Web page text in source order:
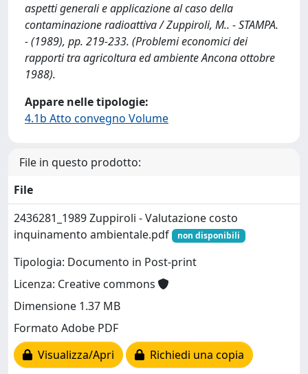
aspetti generali e applicazione al caso della
contaminazione radioattiva / Zuppiroli, M.. - STAMPA.
- (1989), pp. 219-233. (Problemi economici dei
rapporti tra agricoltura ed ambiente Ancona ottobre
1988).
Appare nelle tipologie:
4.1b Atto convegno Volume
File in questo prodotto:
File
2436281_1989 Zuppiroli - Valutazione costo
inquinamento ambientale.pdf
non disponibili
Tipologia: Documento in Post-print
Licenza: Creative commons
Dimensione 1.37 MB
Formato Adobe PDF
Visualizza/Apri
Richiedi una copia